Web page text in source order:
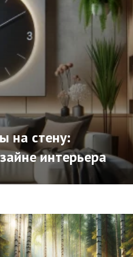
на стену:
интерьера